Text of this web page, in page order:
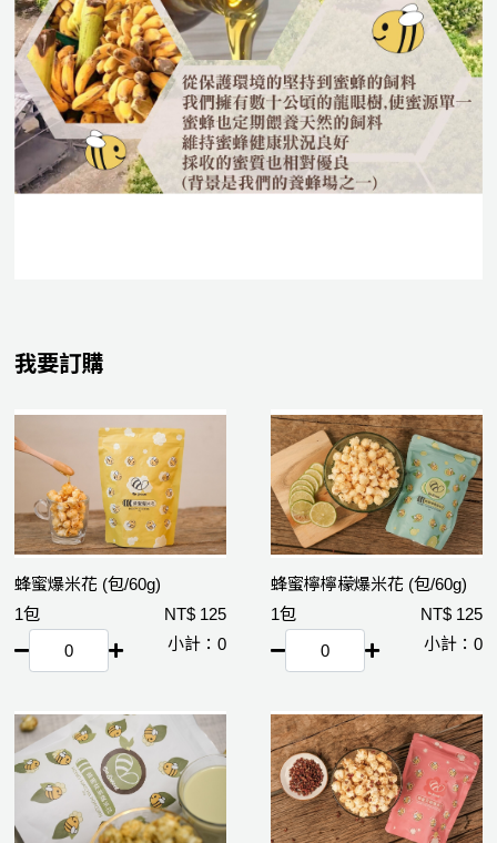
我要訂購
蜂蜜爆米花 (包/60g)
1包
125
0
蜂蜜檸檸檬爆米花 (包/60g)
1包
125
0